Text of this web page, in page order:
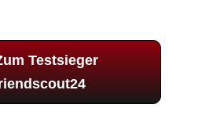
Testsieger